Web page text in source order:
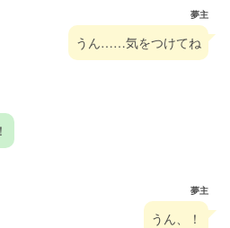
夢主
うん……気をつけてね
夢主
うん、！